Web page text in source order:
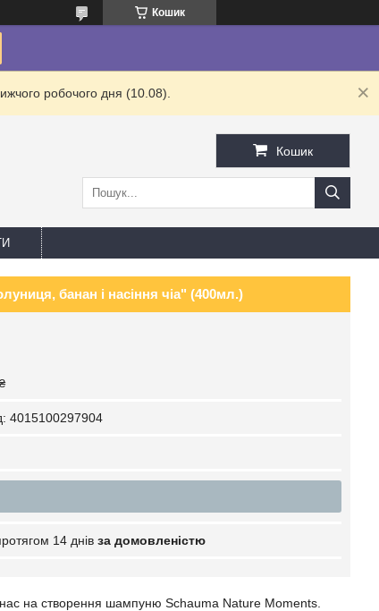
Кошик
робочого дня (10.08).
Кошик
банан і насіння чіа" (400мл.)
4015100297904
14 днів за домовленістю
нас на створення шампуню Schauma Nature Moments.